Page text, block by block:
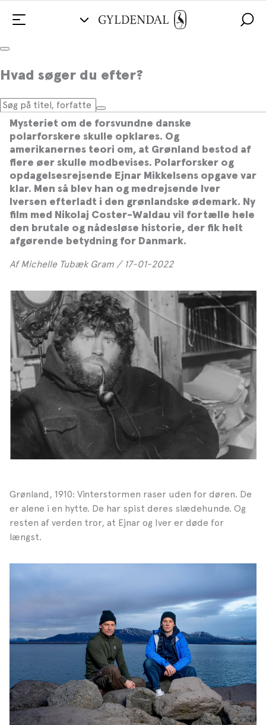
Hvad søger du efter?
De blev efterladt tre år alene i hytte:
Historien om, hvordan vi opdagede, at
Grønland er én ø
Mysteriet om de forsvundne danske
polarforskere skulle opklares. Og
amerikanernes teori om, at Grønland bestod af
flere øer skulle modbevises. Polarforsker og
opdagelsesrejsende Ejnar Mikkelsens opgave var
klar. Men så blev han og medrejsende Iver
Iversen efterladt i den grønlandske ødemark. Ny
film med Nikolaj Coster-Waldau vil fortælle hele
den brutale og nådesløse historie, der fik helt
afgørende betydning for Danmark.
Af Michelle Tubæk Gram / 17-01-2022
Grønland, 1910: Vinterstormen raser uden for døren. De
er alene i en hytte. De har spist deres slædehunde. Og
resten af verden tror, at Ejnar og Iver er døde for
længst.